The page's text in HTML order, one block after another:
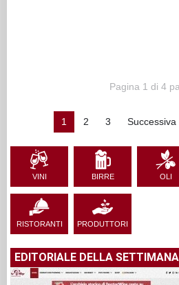
Pagina 1 di 4
1 2 3 Successiva
VINI BIRRE OLI
RISTORANTI PRODUTTORI
EDITORIALE DELLA SETTIMANA